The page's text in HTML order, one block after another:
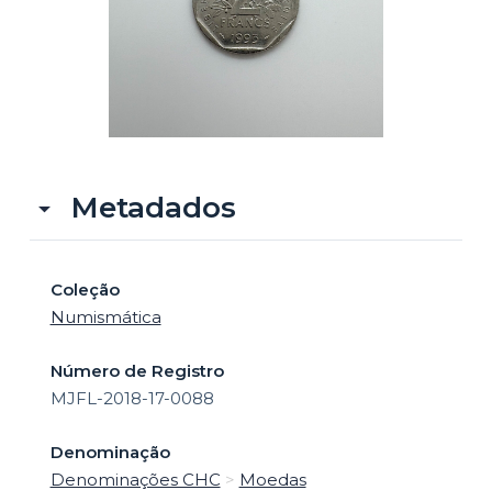
Metadados
Coleção
Numismática
Número de Registro
MJFL-2018-17-0088
Denominação
Denominações CHC > Moedas